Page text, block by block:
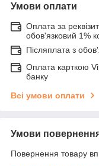
Умови оплати
Оплата за
обов'язковий 1%
Післяплата з
Оплата карткою
банку
Всі умови оплати
Умови
Повернення товару